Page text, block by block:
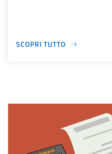
SCOPRI TUTTO